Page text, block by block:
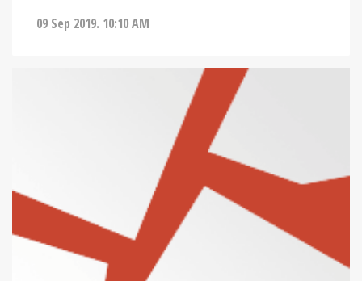
09 Sep 2019. 10:10 AM